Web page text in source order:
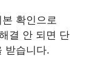
확인으로
결 안 되면 단
받습니다.